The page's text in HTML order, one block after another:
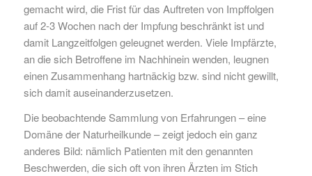
gemacht wird, die Frist für das Auftreten von Impffolgen
auf 2-3 Wochen nach der Impfung beschränkt ist und
damit Langzeitfolgen geleugnet werden. Viele Impfärzte,
an die sich Betroffene im Nachhinein wenden, leugnen
einen Zusammenhang hartnäckig bzw. sind nicht gewillt,
sich damit auseinanderzusetzen.
Die beobachtende Sammlung von Erfahrungen – eine
Domäne der Naturheilkunde – zeigt jedoch ein ganz
anderes Bild: nämlich Patienten mit den genannten
Beschwerden, die sich oft von ihren Ärzten im Stich